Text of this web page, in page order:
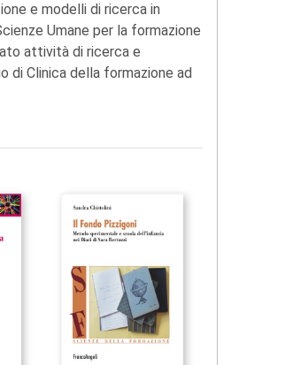
e modelli di ricerca in
Umane per la formazione
attività di ricerca e
Clinica della formazione ad